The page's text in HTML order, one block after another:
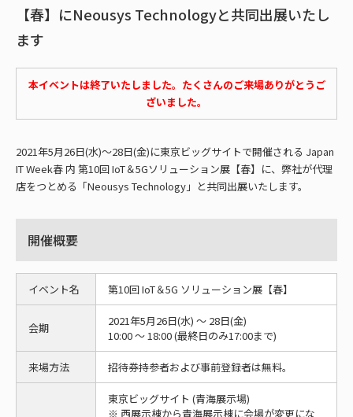
【春】にNeousys Technologyと共同出展いたし
ます
本イベントは終了いたしました。たくさんのご来場ありがとうご
ざいました。
2021年5月26日(水)～28日(金)に東京ビッグサイトで開催される Japan
IT Week春 内 第10回 IoT＆5Gソリューション展【春】に、弊社が代理
店をつとめる「Neousys Technology」と共同出展いたします。
開催概要
イベント名 第10回 IoT＆5G ソリューション展【春】
会期
2021年5月26日(水) ～ 28日(金)
10:00 ～ 18:00 (最終日のみ17:00まで)
来場方法 招待券持参者および事前登録者は無料。
東京ビッグサイト (青海展示場)
※ 西展示棟から青海展示棟に会場が変更にな